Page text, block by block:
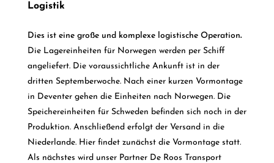
Logistik
Dies ist eine große und komplexe logistische Operation.
Die Lagereinheiten für Norwegen werden per Schiff
angeliefert. Die voraussichtliche Ankunft ist in der
dritten Septemberwoche. Nach einer kurzen Vormontage
in Deventer gehen die Einheiten nach Norwegen. Die
Speichereinheiten für Schweden befinden sich noch in der
Produktion. Anschließend erfolgt der Versand in die
Niederlande. Hier findet zunächst die Vormontage statt.
Als nächstes wird unser Partner De Roos Transport